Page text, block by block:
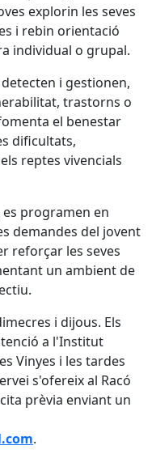
explorin les seves
i rebin orientació
individual o grupal.
i gestionen,
trastorns o
el benestar
dificultats,
reptes vivencials
es programen en
demandes del jovent
reforçar les seves
un ambient de
i dijous. Els
a l'Institut
Vinyes i les tardes
s'ofereix al Racó
prèvia enviant un
.